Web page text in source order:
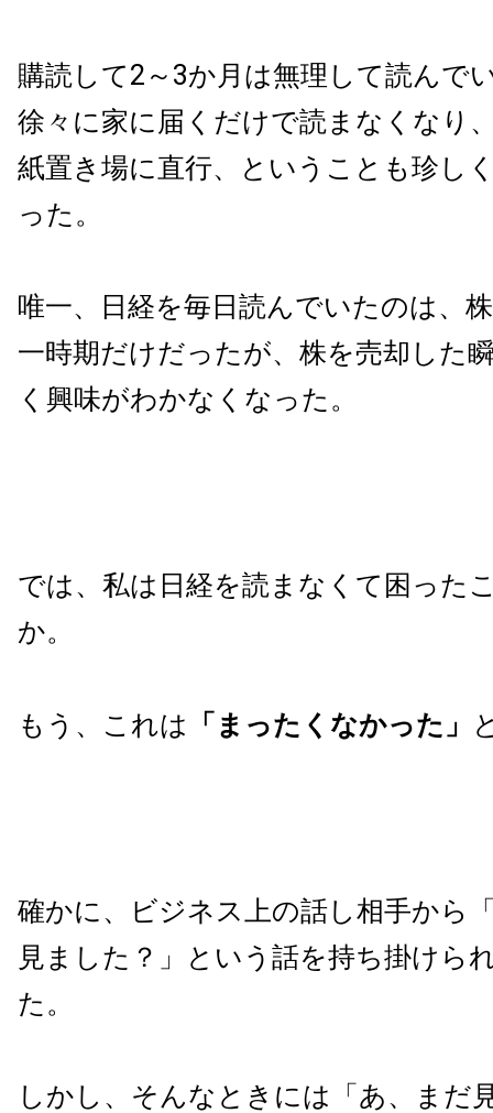
購読して2～3か月は無理して読んで
徐々に家に届くだけで読まなくなり
紙置き場に直行、ということも珍し
った。
唯一、日経を毎日読んでいたのは、
一時期だけだったが、株を売却した
く興味がわかなくなった。
では、私は日経を読まなくて困った
か。
もう、これは 「まったくなかった」
確かに、ビジネス上の話し相手から
見ました？」という話を持ち掛けら
た。
しかし、そんなときには「あ、まだ